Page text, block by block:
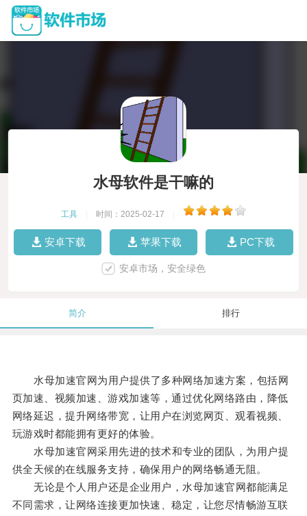
水母软件是干嘛的
工具 时间：2025-02-17
安卓下载 苹果下载 PC下载
安卓市场，安全绿色
简介 排行
水母加速官网为用户提供了多种网络加速方案，包括网
页加速、视频加速、游戏加速等，通过优化网络路由，降低
网络延迟，提升网络带宽，让用户在浏览网页、观看视频、
玩游戏时都能拥有更好的体验。
水母加速官网采用先进的技术和专业的团队，为用户提
供全天候的在线服务支持，确保用户的网络畅通无阻。
无论是个人用户还是企业用户，水母加速官网都能满足
不同需求，让网络连接更加快速、稳定，让您尽情畅游互联